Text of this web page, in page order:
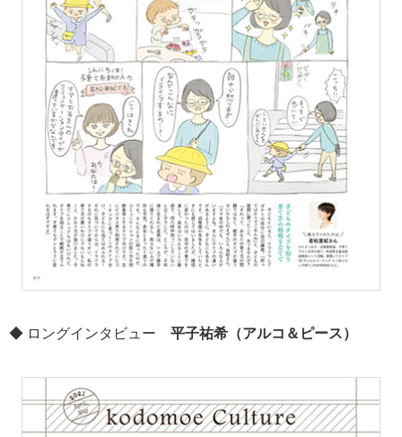
◆ ロングインタビュー 平子祐希（アルコ＆ピース）